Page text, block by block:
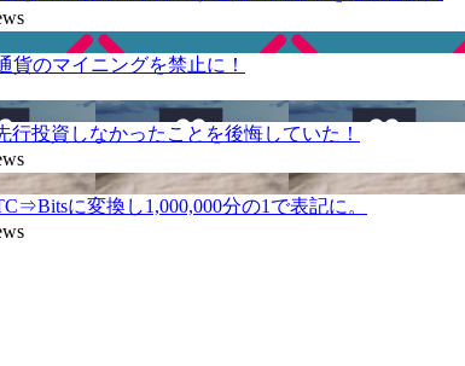
貨のマイニングを禁止に！
投資しなかったことを後悔していた！
に変換し1,000,000分の1で表記に。